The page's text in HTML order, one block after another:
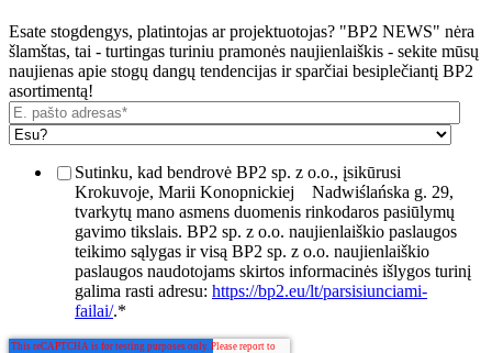
Esate stogdengys, platintojas ar projektuotojas? "BP2 NEWS" nėra
šlamštas, tai - turtingas turiniu pramonės naujienlaiškis - sekite mūsų
naujienas apie stogų dangų tendencijas ir sparčiai besiplečiantį BP2
asortimentą!
Sutinku, kad bendrovė BP2 sp. z o.o., įsikūrusi
Krokuvoje, Marii Konopnickiej
Nadwiślańska g. 29,
tvarkytų mano asmens duomenis rinkodaros pasiūlymų
gavimo tikslais. BP2 sp. z o.o. naujienlaiškio paslaugos
teikimo sąlygas ir visą BP2 sp. z o.o. naujienlaiškio
paslaugos naudotojams skirtos informacinės išlygos turinį
galima rasti adresu: https://bp2.eu/lt/parsisiunciami-
failai/.*